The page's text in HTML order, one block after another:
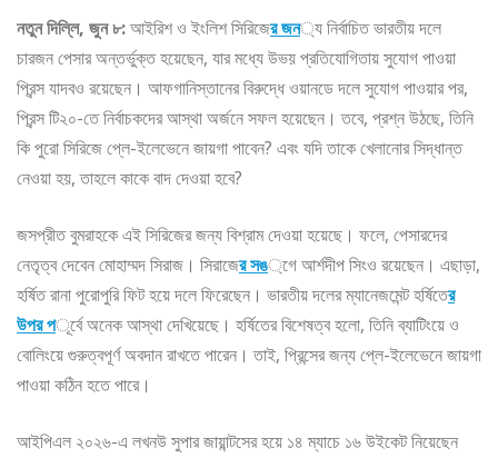
নতুন দিল্লি, জুন ৮:আইরিশ ও ইংলিশ সিরিজের জন্য নির্বাচিত ভারতীয় দলে
চারজন পেসার অন্তর্ভুক্ত হয়েছেন, যার মধ্যে উভয় প্রতিযোগিতায় সুযোগ পাওয়া
প্রিন্স যাদবও রয়েছেন। আফগানিস্তানের বিরুদ্ধে ওয়ানডে দলে সুযোগ পাওয়ার পর,
প্রিন্স টি২০-তে নির্বাচকদের আস্থা অর্জনে সফল হয়েছেন। তবে, প্রশ্ন উঠছে, তিনি
কি পুরো সিরিজে প্লে-ইলেভেনে জায়গা পাবেন? এবং যদি তাকে খেলানোর সিদ্ধান্ত
নেওয়া হয়, তাহলে কাকে বাদ দেওয়া হবে?
জসপ্রীত বুমরাহকে এই সিরিজের জন্য বিশ্রাম দেওয়া হয়েছে। ফলে, পেসারদের
নেতৃত্ব দেবেন মোহাম্মদ সিরাজ। সিরাজের সঙ্গে আর্শদীপ সিংও রয়েছেন। এছাড়া,
হর্ষিত রানা পুরোপুরি ফিট হয়ে দলে ফিরেছেন। ভারতীয় দলের ম্যানেজমেন্ট হর্ষিতের
উপর পূর্বে অনেক আস্থা দেখিয়েছে। হর্ষিতের বিশেষত্ব হলো, তিনি ব্যাটিংয়ে ও
বোলিংয়ে গুরুত্বপূর্ণ অবদান রাখতে পারেন। তাই, প্রিন্সের জন্য প্লে-ইলেভেনে জায়গা
পাওয়া কঠিন হতে পারে।
আইপিএল ২০২৬-এ লখনউ সুপার জায়ান্টসের হয়ে ১৪ ম্যাচে ১৬ উইকেট নিয়েছেন